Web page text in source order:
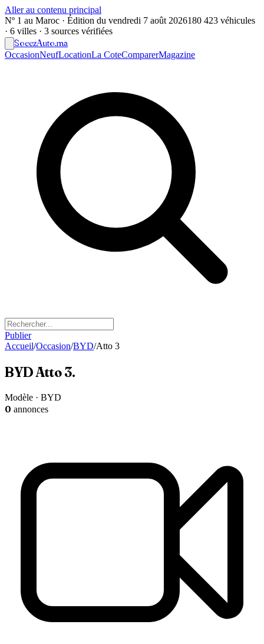
Aller au contenu principal
Nº 1 au Maroc · Édition du vendredi 7 août 2026180 423 véhicules
· 6 villes · 3 sources vérifiées
SoeezAuto.ma
OccasionNeufLocationLa CoteComparerMagazine
Publier
Accueil/Occasion/BYD/Atto 3
BYDAtto 3.
Modèle · BYD
0 annonces